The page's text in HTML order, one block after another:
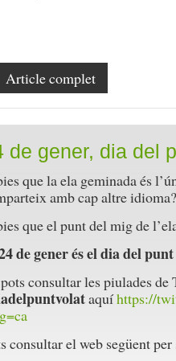
Article complet
de gener, dia del
que la ela geminada és
amb cap altre idioma?
que el punt del mig de
de gener és el dia del
consultar les piulades de
aquíhttps://
consultar el web següent per